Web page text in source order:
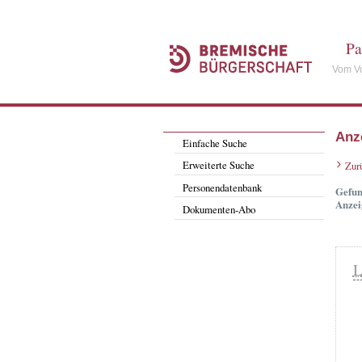
Vom
Einfache Suche
Erweiterte Suche
Personendatenbank
Dokumenten-Abo
L